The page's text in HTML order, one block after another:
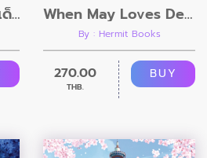
Which one รักหลอกเด็ก When May Loves December
By : Hermit Books
270.00
THB.
BUY